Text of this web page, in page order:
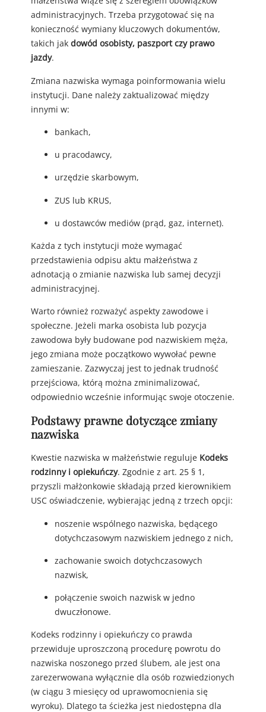
administracyjnych. Trzeba przygotować się na
konieczność wymiany kluczowych dokumentów,
takich jak dowód osobisty, paszport czy prawo
jazdy.
Zmiana nazwiska wymaga poinformowania wielu
instytucji. Dane należy zaktualizować między
innymi w:
bankach,
u pracodawcy,
urzędzie skarbowym,
ZUS lub KRUS,
u dostawców mediów (prąd, gaz, internet).
Każda z tych instytucji może wymagać
przedstawienia odpisu aktu małżeństwa z
adnotacją o zmianie nazwiska lub samej decyzji
administracyjnej.
Warto również rozważyć aspekty zawodowe i
społeczne. Jeżeli marka osobista lub pozycja
zawodowa były budowane pod nazwiskiem męża,
jego zmiana może początkowo wywołać pewne
zamieszanie. Zazwyczaj jest to jednak trudność
przejściowa, którą można zminimalizować,
odpowiednio wcześnie informując swoje otoczenie.
Podstawy prawne dotyczące zmiany
nazwiska
Kwestie nazwiska w małżeństwie reguluje Kodeks
rodzinny i opiekuńczy. Zgodnie z art. 25 § 1,
przyszli małżonkowie składają przed kierownikiem
USC oświadczenie, wybierając jedną z trzech opcji:
noszenie wspólnego nazwiska, będącego
dotychczasowym nazwiskiem jednego z nich,
zachowanie swoich dotychczasowych
nazwisk,
połączenie swoich nazwisk w jedno
dwuczłonowe.
Kodeks rodzinny i opiekuńczy co prawda
przewiduje uproszczoną procedurę powrotu do
nazwiska noszonego przed ślubem, ale jest ona
zarezerwowana wyłącznie dla osób rozwiedzionych
(w ciągu 3 miesięcy od uprawomocnienia się
wyroku). Dlatego ta ścieżka jest niedostępna dla